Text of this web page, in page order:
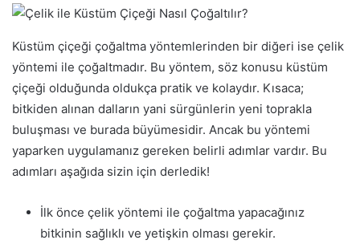
Küstüm çiçeği çoğaltma yöntemlerinden bir diğeri ise çelik
yöntemi ile çoğaltmadır. Bu yöntem, söz konusu küstüm
çiçeği olduğunda oldukça pratik ve kolaydır. Kısaca;
bitkiden alınan dalların yani sürgünlerin yeni toprakla
buluşması ve burada büyümesidir. Ancak bu yöntemi
yaparken uygulamanız gereken belirli adımlar vardır. Bu
adımları aşağıda sizin için derledik!
İlk önce çelik yöntemi ile çoğaltma yapacağınız
bitkinin sağlıklı ve yetişkin olması gerekir.